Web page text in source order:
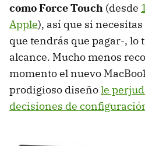
como Force Touch (desde
Apple), así que si
que tendrás que pagar-, lo
alcance. Mucho menos
momento el nuevo
prodigioso diseñole
decisiones de